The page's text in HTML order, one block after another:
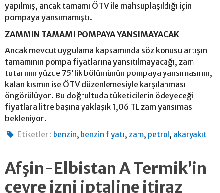
yapılmış, ancak tamamı ÖTV ile mahsuplaşıldığı için
pompaya yansımamıştı.
ZAMMIN TAMAMI POMPAYA YANSIMAYACAK
Ancak mevcut uygulama kapsamında söz konusu artışın
tamamının pompa fiyatlarına yansıtılmayacağı, zam
tutarının yüzde 75'lik bölümünün pompaya yansımasının,
kalan kısmın ise ÖTV düzenlemesiyle karşılanması
öngörülüyor. Bu doğrultuda tüketicilerin ödeyeceği
fiyatlara litre başına yaklaşık 1,06 TL zam yansıması
bekleniyor.
Etiketler : benzin, benzin fiyatı, zam, petrol , akaryakıt
Afşin-Elbistan A Termik’in
çevre izni iptaline itiraz